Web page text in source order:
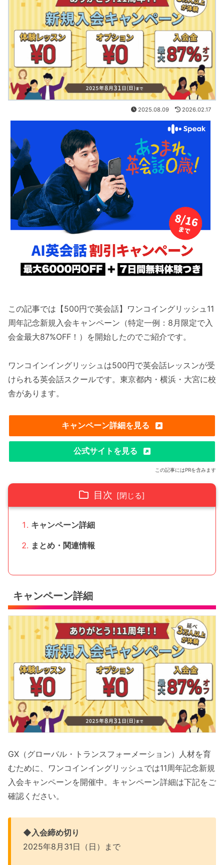
2025.08.09 2026.02.17
この記事では【500円で英会話】ワンコイングリッシュ11
周年記念新規入会キャンペーン（特定一例：8月限定で入
会金最大87%OFF！）を開始したのでご紹介です。
ワンコインイングリッシュは500円で英会話レッスンが受
けられる英会話スクールです。東京都内・横浜・大宮に校
舎があります。
キャンペーン詳細を見る
公式サイトを見る
この記事にはPRを含みます
目次
キャンペーン詳細
まとめ・関連情報
キャンペーン詳細
GX（グローバル・トランスフォーメーション）人材を育
むために、ワンコインイングリッシュでは11周年記念新規
入会キャンペーンを開催中。キャンペーン詳細は下記をご
確認ください。
◆入会締め切り
2025年8月31日（日）まで